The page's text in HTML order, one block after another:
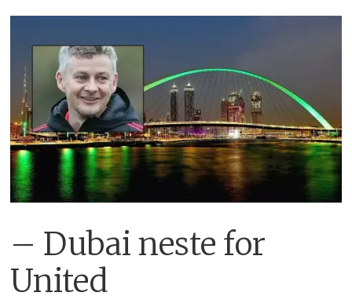
– Dubai neste for
United